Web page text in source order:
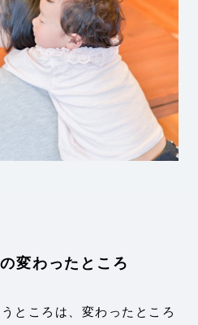
変わったところ
ところは、変わったところ